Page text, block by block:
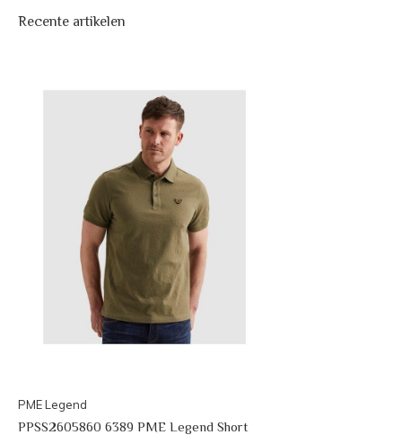
Recente artikelen
PME Legend
PPSS2605860 6389 PME Legend Short